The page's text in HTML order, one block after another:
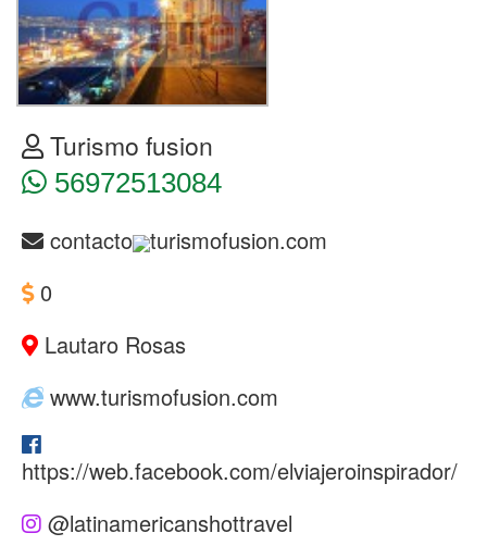
Turismo fusion
56972513084
contacto turismofusion.com
0
Lautaro Rosas
www.turismofusion.com
https://web.facebook.com/elviajeroinspirador/
@latinamericanshottravel